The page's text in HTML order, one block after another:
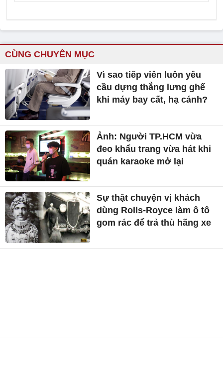
CÙNG CHUYÊN MỤC
Vì sao tiếp viên luôn yêu
cầu dựng thẳng lưng ghế
khi máy bay cất, hạ cánh?
Ảnh: Người TP.HCM vừa
đeo khẩu trang vừa hát khi
quán karaoke mở lại
Sự thật chuyện vị khách
dùng Rolls-Royce làm ô tô
gom rác để trả thù hãng xe